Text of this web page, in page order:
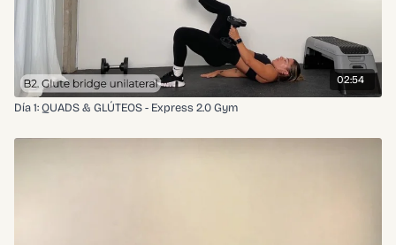
02:54
Día 1: QUADS & GLÚTEOS - Express 2.0 Gym